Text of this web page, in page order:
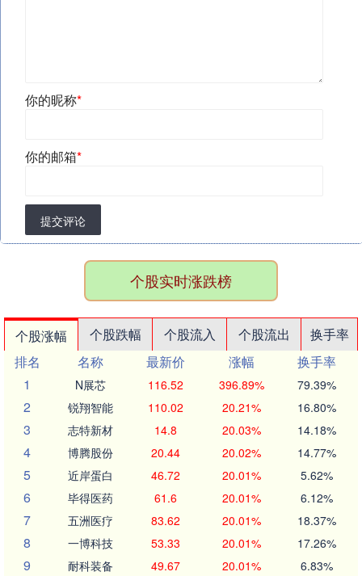
你的昵称*
你的邮箱*
提交评论
个股实时涨跌榜
个股涨幅 个股跌幅 个股流入 个股流出
换手率
排名
名称 最新价 涨幅
换手率
1
N展芯 116.52 396.89% 79.39%
2 锐翔智能 110.02 20.21% 16.80%
3 志特新材 14.8 20.03% 14.18%
4 博腾股份 20.44 20.02% 14.77%
5 近岸蛋白 46.72 20.01% 5.62%
6 毕得医药 61.6 20.01% 6.12%
7 五洲医疗 83.62 20.01% 18.37%
8 一博科技 53.33 20.01% 17.26%
9 耐科装备 49.67 20.01% 6.83%